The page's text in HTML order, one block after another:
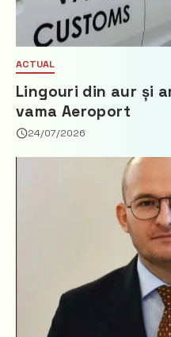
ACTUAL
Lingouri din aur și
vama Aeroport
24/07/2026